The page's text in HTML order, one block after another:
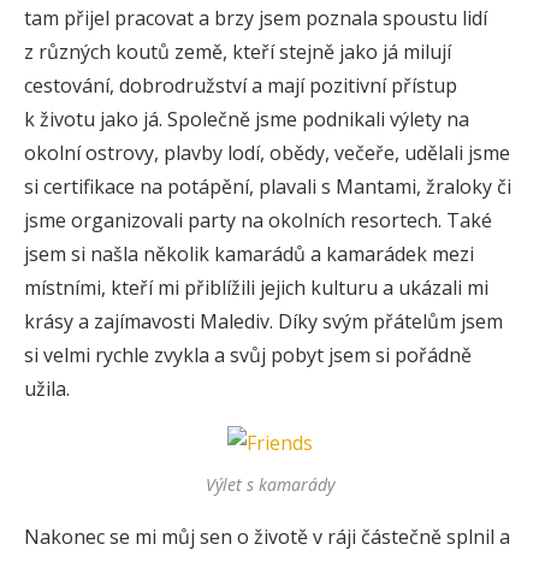
tam přijel pracovat a brzy jsem poznala spoustu lidí
z různých koutů země, kteří stejně jako já milují
cestování, dobrodružství a mají pozitivní přístup
k životu jako já. Společně jsme podnikali výlety na
okolní ostrovy, plavby lodí, obědy, večeře, udělali jsme
si certifikace na potápění, plavali s Mantami, žraloky či
jsme organizovali party na okolních resortech. Také
jsem si našla několik kamarádů a kamarádek mezi
místními, kteří mi přiblížili jejich kulturu a ukázali mi
krásy a zajímavosti Malediv. Díky svým přátelům jsem
si velmi rychle zvykla a svůj pobyt jsem si pořádně
užila.
Výlet s kamarády
Nakonec se mi můj sen o životě v ráji částečně splnil a